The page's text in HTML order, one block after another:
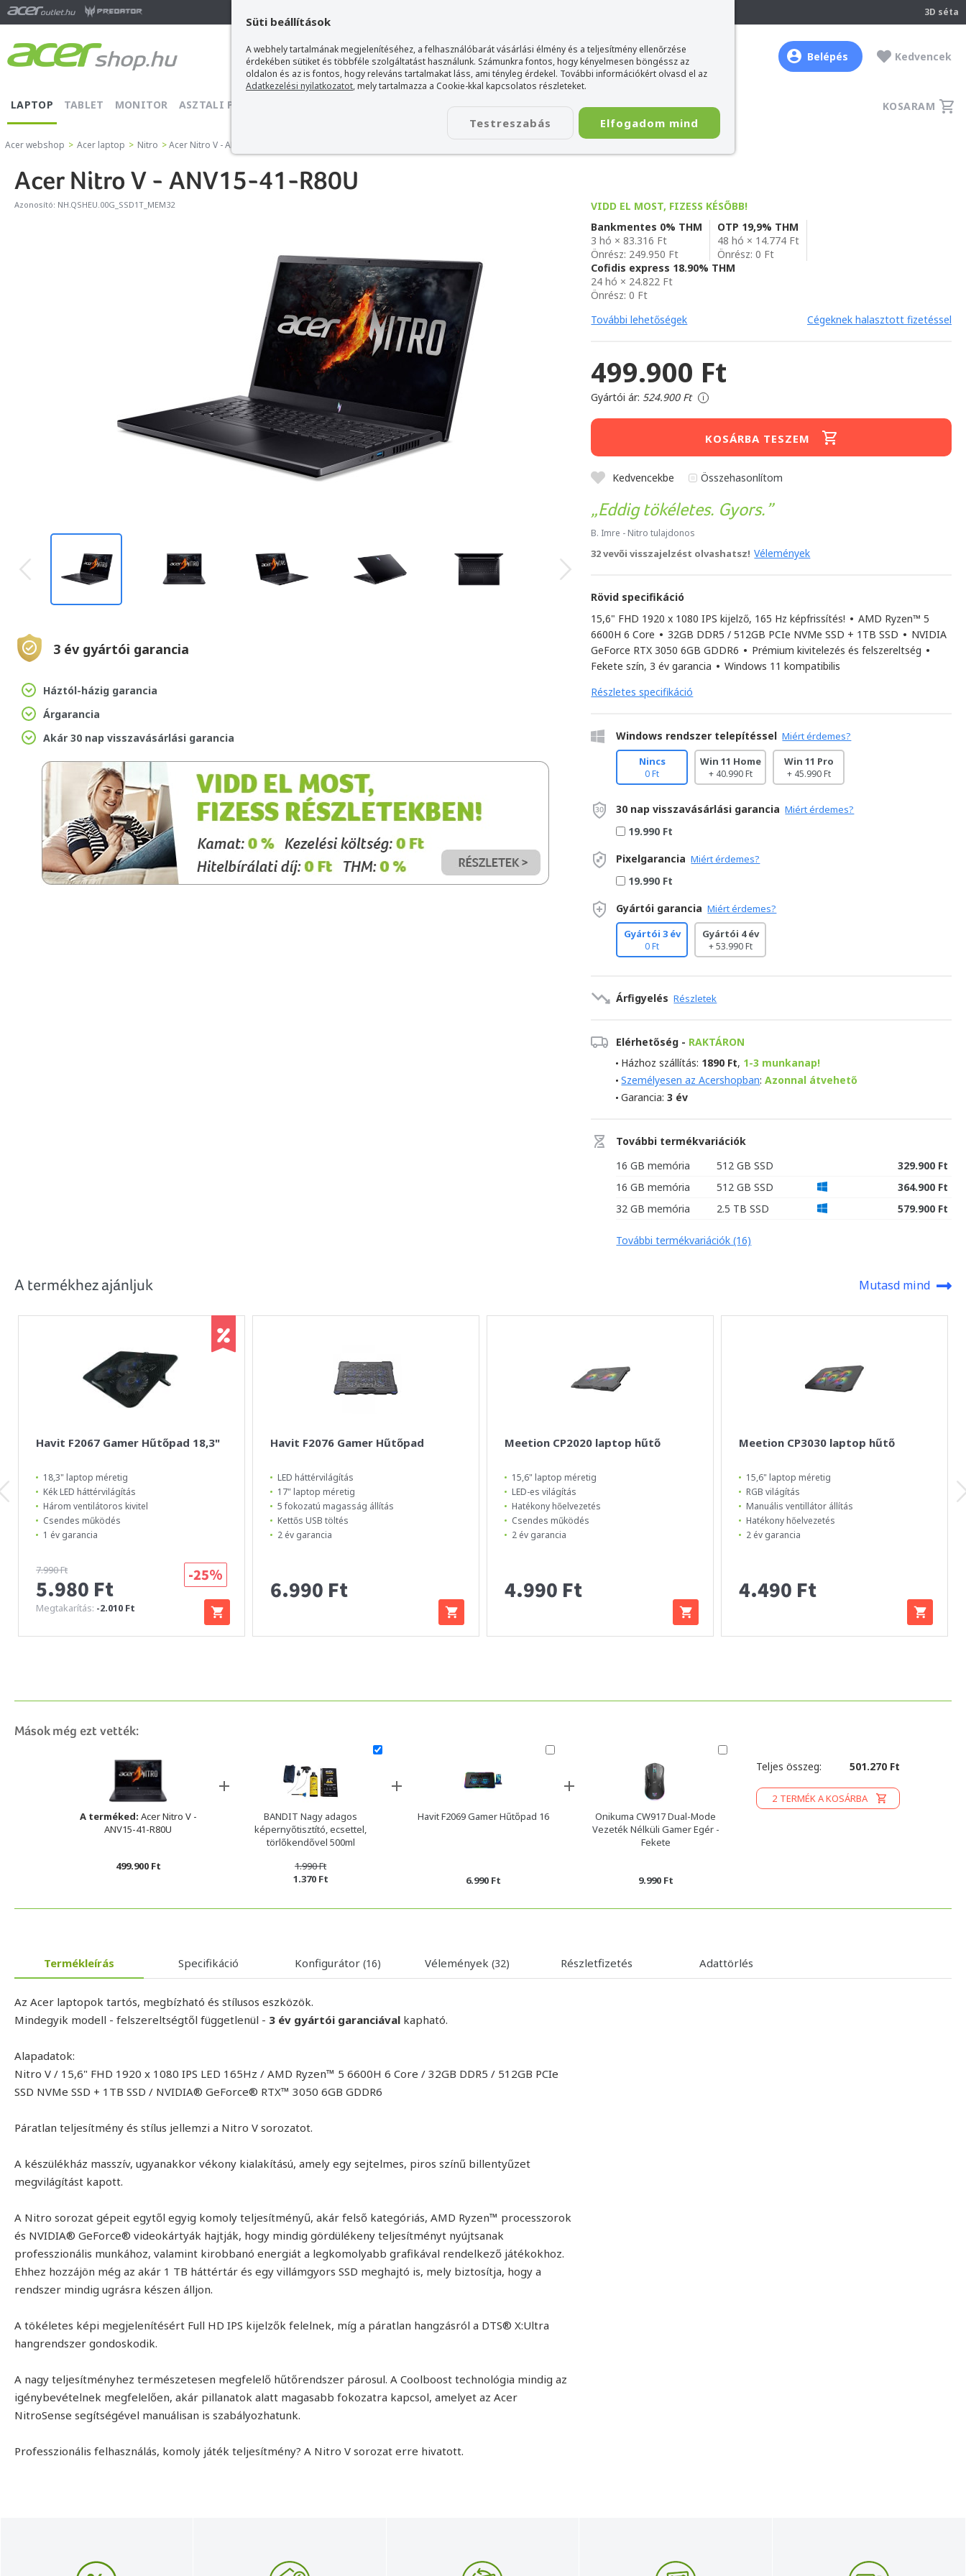
Süti beállítások
A webhely tartalmának megjelenítéséhez, a felhasználóbarát vásárlási élmény és a teljesítmény ellenőrzése
érdekében sütiket és többféle szolgáltatást használunk. Számunkra fontos, hogy kényelmesen böngéssz az
oldalon és az is fontos, hogy releváns tartalmakat láss, ami tényleg érdekel. További információkért olvasd el az
Adatkezelési nyilatkozatot, mely tartalmazza a Cookie-kkal kapcsolatos részleteket.
Testreszabás Elfogadom mind
3D séta
Belépés Kedvencek
LAPTOP TABLET MONITOR ASZTALI PC KIEGÉSZÍTŐ KAPCSOLAT KOSARAM
Acer webshop > Acer laptop > Nitro >Acer Nitro V - ANV15-41-R80U
Acer Nitro V - ANV15-41-R80U
Azonosító: NH.QSHEU.00G_SSD1T_MEM32
3 év gyártói garancia
Háztól-házig garancia
Árgarancia
Akár 30 nap visszavásárlási garancia
VIDD EL MOST, FIZESS KÉSŐBB!
Bankmentes 0% THM
3 hó × 83.316 Ft
Önrész: 249.950 Ft
OTP 19,9% THM
48 hó × 14.774 Ft
Önrész: 0 Ft
Cofidis express 18.90% THM
24 hó × 24.822 Ft
Önrész: 0 Ft
További lehetőségek
Cégeknek halasztott fizetéssel
499.900 Ft
Gyártói ár: 524.900 Ft i
KOSÁRBA TESZEM
Kedvencekbe Összehasonlítom
Eddig tökéletes. Gyors.
B. Imre - Nitro tulajdonos
32 vevői visszajelzést olvashatsz! Vélemények
Rövid specifikáció
15,6" FHD 1920 x 1080 IPS kijelző, 165 Hz képfrissítés! • AMD Ryzen™ 5
6600H 6 Core • 32GB DDR5 / 512GB PCIe NVMe SSD + 1TB SSD • NVIDIA
GeForce RTX 3050 6GB GDDR6 • Prémium kivitelezés és felszereltség •
Fekete szín, 3 év garancia • Windows 11 kompatibilis
Részletes specifikáció
Windows rendszer telepítéssel Miért érdemes?
Nincs
0 Ft
Win 11 Home
+ 40.990 Ft
Win 11 Pro
+ 45.990 Ft
30 nap visszavásárlási garancia Miért érdemes?
19.990 Ft
Pixelgarancia Miért érdemes?
19.990 Ft
Gyártói garancia Miért érdemes?
Gyártói 3 év
0 Ft
Gyártói 4 év
+ 53.990 Ft
Árfigyelés Részletek
Elérhetőség - RAKTÁRON
Házhoz szállítás: 1890 Ft, 1-3 munkanap!
Személyesen az Acershopban:Azonnal átvehető
Garancia:3 év
További termékvariációk
16 GB memória
512 GB SSD
329.900 Ft
16 GB memória
512 GB SSD
364.900 Ft
32 GB memória
2.5 TB SSD 579.900 Ft
További termékvariációk (16)
A termékhez ajánljuk Mutasd mind
Havit F2067 Gamer Hűtőpad 18,3"
18,3" laptop méretig
Kék LED háttérvilágítás
Három ventilátoros kivitel
Csendes működés
1 év garancia
7.990 Ft
5.980 Ft
Megtakarítás: -2.010 Ft
-25%
Havit F2076 Gamer Hűtőpad
LED háttérvilágítás
17" laptop méretig
5 fokozatú magasság állítás
Kettős USB töltés
2 év garancia
6.990 Ft
Meetion CP2020 laptop hűtő
15,6" laptop méretig
LED-es világítás
Hatékony hőelvezetés
Csendes működés
2 év garancia
4.990 Ft
Meetion CP3030 laptop hűtő
15,6" laptop méretig
RGB világítás
Manuális ventillátor állítás
Hatékony hőelvezetés
2 év garancia
4.490 Ft
Mások még ezt vették:
A terméked: Acer Nitro V -
ANV15-41-R80U
499.900 Ft
BANDIT Nagy adagos
képernyőtisztító, ecsettel,
törlőkendővel 500ml
1.990 Ft
1.370 Ft
Havit F2069 Gamer Hűtőpad 16
6.990 Ft
Onikuma CW917 Dual-Mode
Vezeték Nélküli Gamer Egér -
Fekete
9.990 Ft
Teljes összeg: 501.270 Ft
2 TERMÉK A KOSÁRBA
Termékleírás Specifikáció Konfigurátor (16) Vélemények (32) Részletfizetés Adattörlés
Az Acer laptopok tartós, megbízható és stílusos eszközök.
Mindegyik modell - felszereltségtől függetlenül - 3 év gyártói garanciával kapható.
Alapadatok:
Nitro V / 15,6" FHD 1920 x 1080 IPS LED 165Hz / AMD Ryzen™ 5 6600H 6 Core / 32GB DDR5 / 512GB PCIe
SSD NVMe SSD + 1TB SSD / NVIDIA® GeForce® RTX™ 3050 6GB GDDR6
Páratlan teljesítmény és stílus jellemzi a Nitro V sorozatot.
A készülékház masszív, ugyanakkor vékony kialakítású, amely egy sejtelmes, piros színű billentyűzet
megvilágítást kapott.
A Nitro sorozat gépeit egytől egyig komoly teljesítményű, akár felső kategóriás, AMD Ryzen™ processzorok
és NVIDIA® GeForce® videokártyák hajtják, hogy mindig gördülékeny teljesítményt nyújtsanak
professzionális munkához, valamint kirobbanó energiát a legkomolyabb grafikával rendelkező játékokhoz.
Ehhez hozzájön még az akár 1 TB háttértár és egy villámgyors SSD meghajtó is, mely biztosítja, hogy a
rendszer mindig ugrásra készen álljon.
A tökéletes képi megjelenítésért Full HD IPS kijelzők felelnek, míg a páratlan hangzásról a DTS® X:Ultra
hangrendszer gondoskodik.
A nagy teljesítményhez természetesen megfelelő hűtőrendszer párosul. A Coolboost technológia mindig az
igénybevételnek megfelelően, akár pillanatok alatt magasabb fokozatra kapcsol, amelyet az Acer
NitroSense segítségével manuálisan is szabályozhatunk.
Professzionális felhasználás, komoly játék teljesítmény? A Nitro V sorozat erre hivatott.